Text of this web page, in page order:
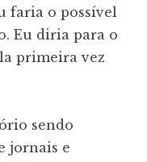
faria o possível
Eu diria para o
primeira vez
sendo
jornais e